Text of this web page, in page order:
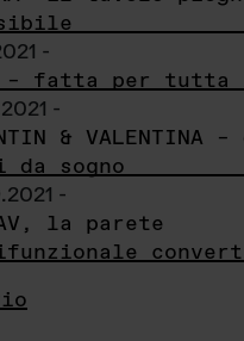
-
– fatta per
-
& VALENTINA –
sogno
-
la parete